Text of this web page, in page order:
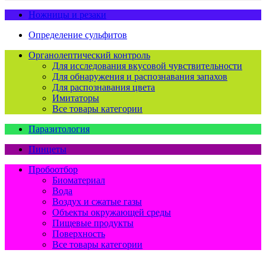
Ножницы и резаки
Определение сульфитов
Органолептический контроль
Для исследования вкусовой чувствительности
Для обнаружения и распознавания запахов
Для распознавания цвета
Имитаторы
Все товары категории
Паразитология
Пинцеты
Пробоотбор
Биоматериал
Вода
Воздух и сжатые газы
Объекты окружающей среды
Пищевые продукты
Поверхность
Все товары категории